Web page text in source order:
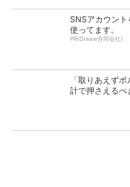
SNSアカウン
使ってます。
PR(Dreaw合同会社)
「取りあえず
計で押さえるべ